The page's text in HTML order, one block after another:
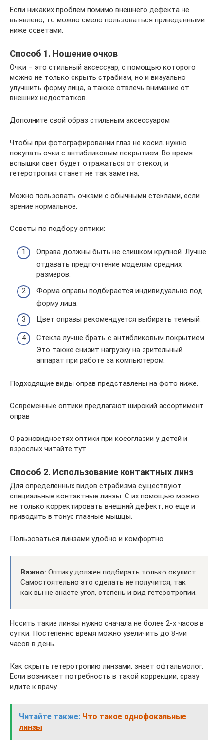
Если никаких проблем помимо внешнего дефекта не
выявлено, то можно смело пользоваться приведенными
ниже советами.
Способ 1. Ношение очков
Очки – это стильный аксессуар, с помощью которого
можно не только скрыть страбизм, но и визуально
улучшить форму лица, а также отвлечь внимание от
внешних недостатков.
Дополните свой образ стильным аксессуаром
Чтобы при фотографировании глаз не косил, нужно
покупать очки с антибликовым покрытием. Во время
вспышки свет будет отражаться от стекол, и
гетеротропия станет не так заметна.
Можно пользовать очками с обычными стеклами, если
зрение нормальное.
Советы по подбору оптики:
Оправа должны быть не слишком крупной. Лучше
отдавать предпочтение моделям средних
размеров.
Форма оправы подбирается индивидуально под
форму лица.
Цвет оправы рекомендуется выбирать темный.
Стекла лучше брать с антибликовым покрытием.
Это также снизит нагрузку на зрительный
аппарат при работе за компьютером.
Подходящие виды оправ представлены на фото ниже.
Современные оптики предлагают широкий ассортимент
оправ
О разновидностях оптики при косоглазии у детей и
взрослых читайте тут.
Способ 2. Использование контактных линз
Для определенных видов страбизма существуют
специальные контактные линзы. С их помощью можно
не только корректировать внешний дефект, но еще и
приводить в тонус глазные мышцы.
Пользоваться линзами удобно и комфортно
Важно: Оптику должен подбирать только окулист.
Самостоятельно это сделать не получится, так
как вы не знаете угол, степень и вид гетеротропии.
Носить такие линзы нужно сначала не более 2-х часов в
сутки. Постепенно время можно увеличить до 8-ми
часов в день.
Как скрыть гетеротропию линзами, знает офтальмолог.
Если возникает потребность в такой коррекции, сразу
идите к врачу.
Читайте также: Что такое однофокальные
линзы